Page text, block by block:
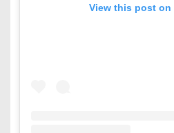
View this post on